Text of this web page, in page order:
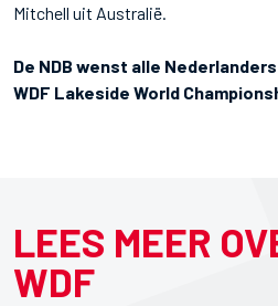
Mitchell uit Australië.
De NDB wenst alle
WDF Lakeside World
LEES MEER
WDF